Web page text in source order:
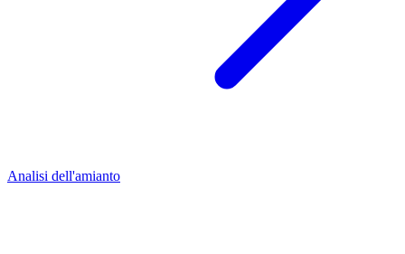
Analisi dell'amianto